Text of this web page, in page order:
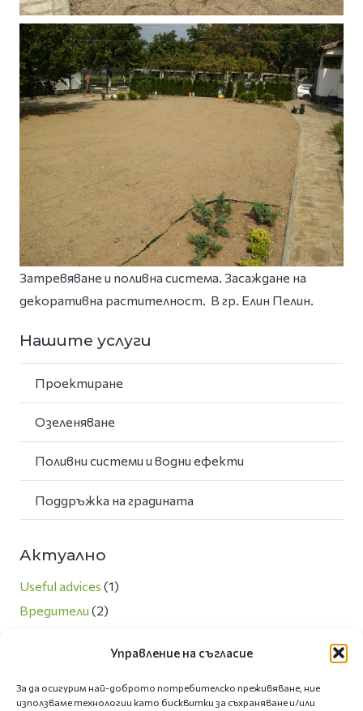
Управление на съгласие
За да осигурим най-доброто потребителско преживяване, ние
използваме технологии като бисквитки за съхраняване и/или
Затревяване и поливна система. Засаждане на
декоративна растителност. В гр. Елин Пелин.
Нашите услуги
Проектиране
Озеленяване
Поливни системи и водни ефекти
Поддръжка на градината
Актуално
Useful advices (1)
Вредители (2)
(3)
Новини(7)
Озеленяване и екология(5)